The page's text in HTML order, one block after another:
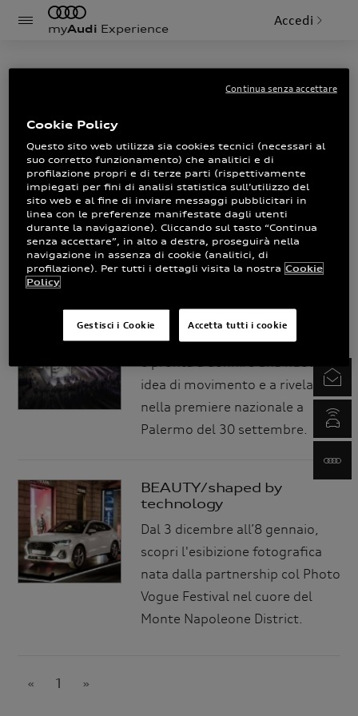
myAudi Experience
Accedi
Cerca
Ordinamento
Audi Q3
Tag
Nuova Audi Q3
La terza generazione di Audi Q3
è pronta a definire una nuova
idea di movimento e a rivelarsi
nella premiere nazionale a
Palermo del 30 settembre.
BEAUTY/shaped by
technology
Dal 3 dicembre all’8 gennaio,
scopri l'esibizione fotografica
nata dalla partnership col Photo
Vogue Festival nel cuore del
Monte Napoleone District.
« 1 »
Newsletter
Cookie Policy
Questo sito web utilizza sia cookies tecnici (necessari al
suo corretto funzionamento) che analitici e di
profilazione propri e di terze parti (rispettivamente
impiegati per fini di analisi statistica sull’utilizzo del
sito web e al fine di inviare messaggi pubblicitari in
linea con le preferenze manifestate dagli utenti
durante la navigazione). Cliccando sul tasto “Continua
senza accettare”, in alto a destra, proseguirà nella
navigazione in assenza di cookie (analitici, di
profilazione). Per tutti i dettagli visita la nostra Cookie
Policy
Accetta tutti i cookie
Gestisci i Cookie
Continua senza accettare